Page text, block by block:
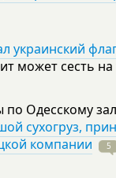
украинский
может сесть на
по Одесскому
сухогруз,
компании
5